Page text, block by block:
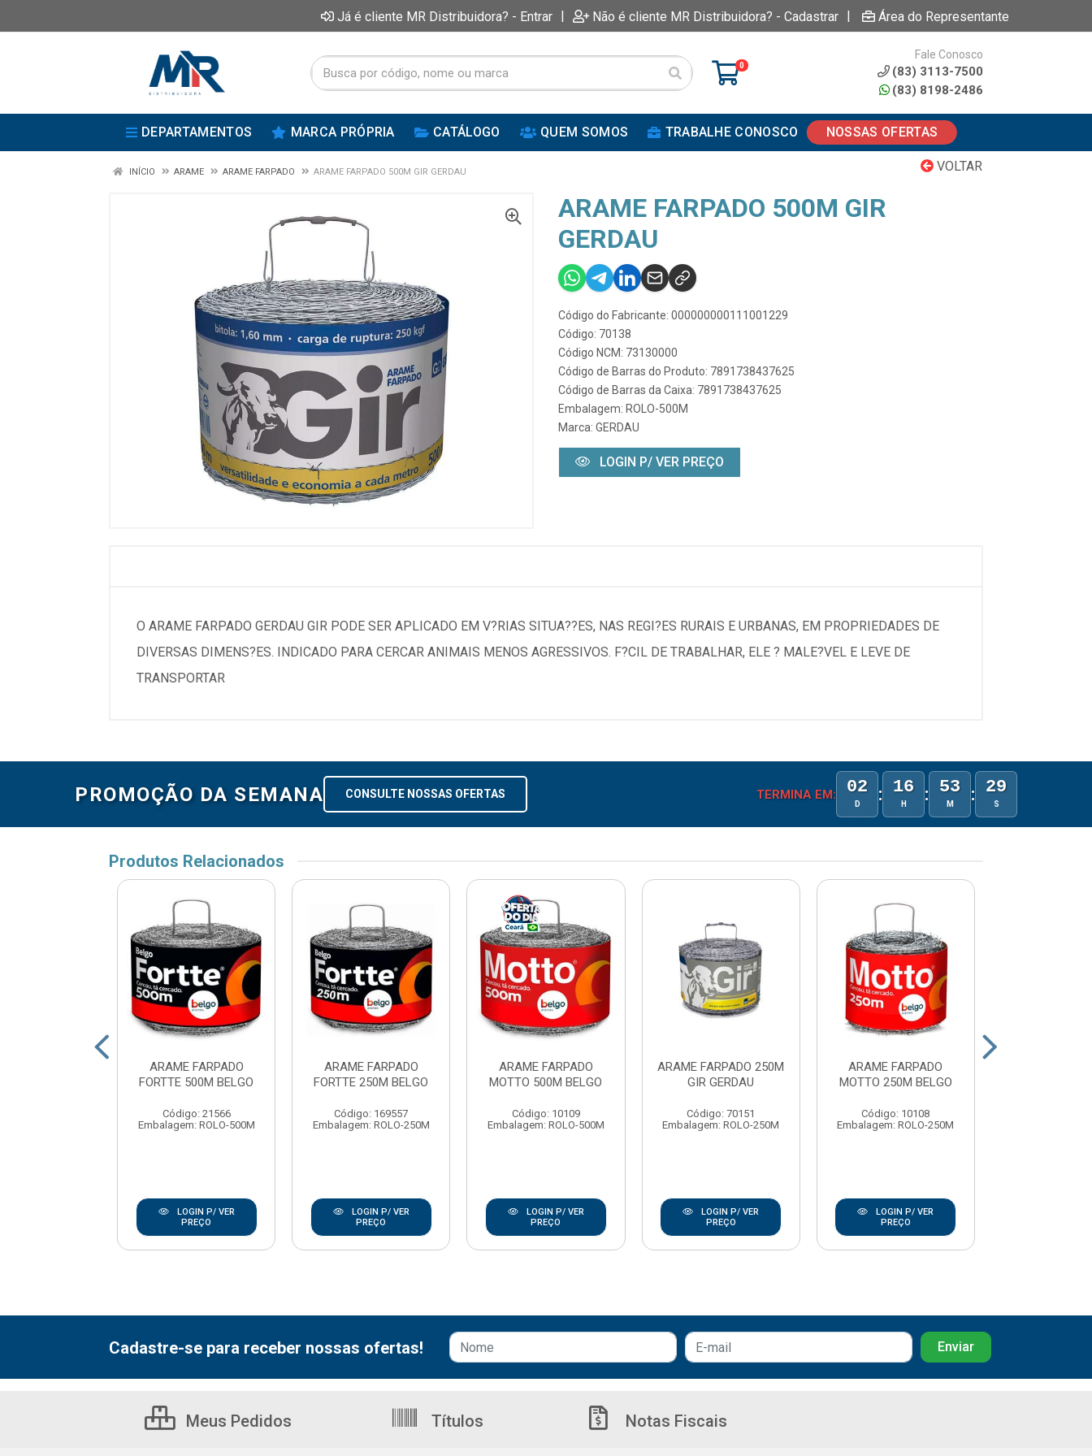
Já é cliente MR Distribuidora? - Entrar | Não é cliente MR Distribuidora? - Cadastrar | Área do Representante
0
Fale Conosco
(83) 3113-7500
(83) 8198-2486
DEPARTAMENTOS MARCA PRÓPRIA CATÁLOGO QUEM SOMOS TRABALHE CONOSCO NOSSAS OFERTAS
VOLTAR
INÍCIO ARAME ARAME FARPADO ARAME FARPADO 500M GIR GERDAU
ARAME FARPADO 500M GIR
GERDAU
Código do Fabricante: 000000000111001229
Código: 70138
Código NCM: 73130000
Código de Barras do Produto: 7891738437625
Código de Barras da Caixa: 7891738437625
Embalagem: ROLO-500M
Marca: GERDAU
LOGIN P/ VER PREÇO
O ARAME FARPADO GERDAU GIR PODE SER APLICADO EM V?RIAS SITUA??ES, NAS REGI?ES RURAIS E URBANAS, EM PROPRIEDADES DE
DIVERSAS DIMENS?ES. INDICADO PARA CERCAR ANIMAIS MENOS AGRESSIVOS. F?CIL DE TRABALHAR, ELE ? MALE?VEL E LEVE DE
TRANSPORTAR
PROMOÇÃO DA SEMANA CONSULTE NOSSAS OFERTAS TERMINA EM: 02
D : 16
H : 53
M : 29
S
Produtos Relacionados
ARAME FARPADO
FORTTE 500M BELGO
Código: 21566
Embalagem: ROLO-500M
LOGIN P/ VER
PREÇO
ARAME FARPADO
FORTTE 250M BELGO
Código: 169557
Embalagem: ROLO-250M
LOGIN P/ VER
PREÇO
ARAME FARPADO
MOTTO 500M BELGO
Código: 10109
Embalagem: ROLO-500M
LOGIN P/ VER
PREÇO
ARAME FARPADO 250M
GIR GERDAU
Código: 70151
Embalagem: ROLO-250M
LOGIN P/ VER
PREÇO
ARAME FARPADO
MOTTO 250M BELGO
Código: 10108
Embalagem: ROLO-250M
LOGIN P/ VER
PREÇO
Cadastre-se para receber nossas ofertas!
Meus Pedidos Títulos Notas Fiscais